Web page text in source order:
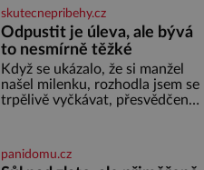
skutecnepribehy.cz
Odpustit je úleva, ale bývá
to nesmírně těžké
Když se ukázalo, že si manžel
našel milenku, rozhodla jsem se
trpělivě vyčkávat, přesvědčena,
nejtěžších věcí na světě. Ale
každý, kdo s tím má nějaké
panidomu.cz